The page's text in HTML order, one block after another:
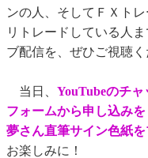
ンの人、そしてＦＸト
リトレードしている人
ブ配信を、ぜひご視聴く
当日、 YouTubeのチ
フォームから申し込み
夢さん直筆サイン色紙を
お楽しみに！